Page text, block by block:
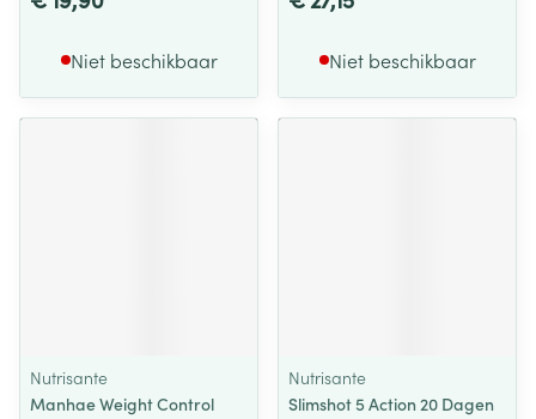
Niet beschikbaar Niet beschikbaar
Nutrisante
Manhae Weight Control
Nutrisante
Slimshot 5 Action 20 Dagen